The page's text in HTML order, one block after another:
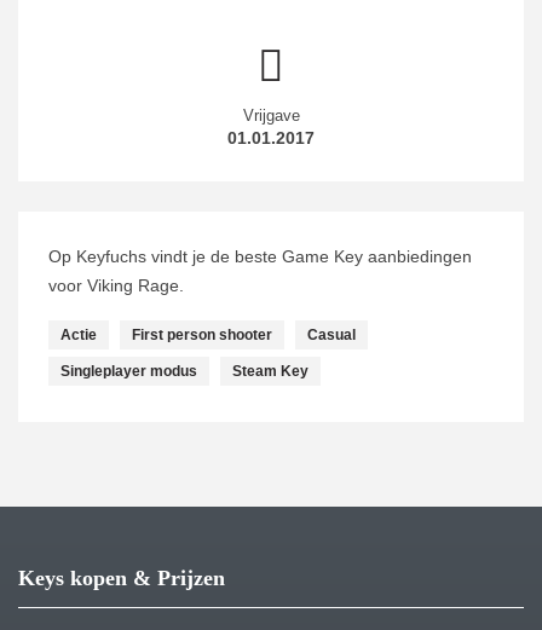
Vrijgave
01.01.2017
Op Keyfuchs vindt je de beste Game Key aanbiedingen
voor Viking Rage.
Actie First person shooter Casual
Singleplayer modus Steam Key
Keys kopen & Prijzen